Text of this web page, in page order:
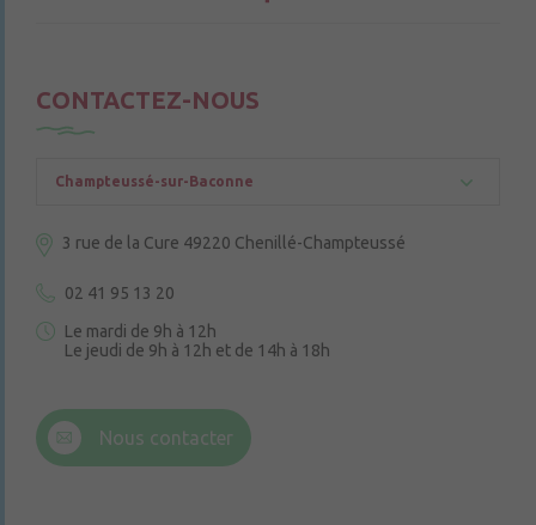
CONTACTEZ-NOUS
Champteussé-sur-Baconne
3 rue de la Cure 49220 Chenillé-Champteussé
02 41 95 13 20
Le mardi de 9h à 12h
Le jeudi de 9h à 12h et de 14h à 18h
Nous contacter